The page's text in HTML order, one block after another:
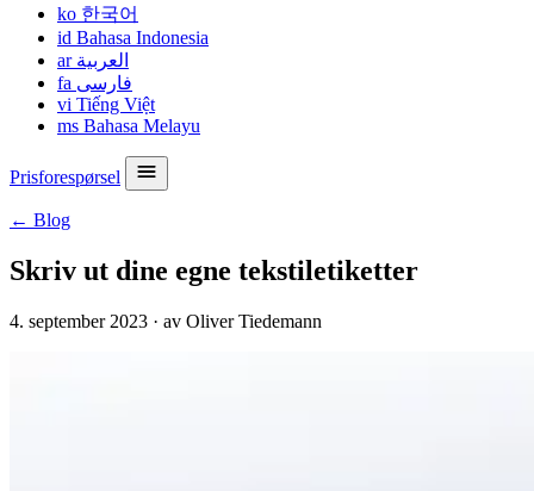
ko 한국어
id Bahasa Indonesia
ar العربية
fa فارسی
vi Tiếng Việt
ms Bahasa Melayu
Prisforespørsel
← Blog
Skriv ut dine egne tekstiletiketter
4. september 2023 · av Oliver Tiedemann